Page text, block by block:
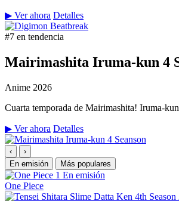
▶ Ver ahora Detalles
#7 en tendencia
Mairimashita Iruma-kun 4
Anime 2026
Cuarta temporada de Mairimashita! Iruma-
▶ Ver ahora Detalles
‹
›
En emisión
Más populares
1 En emisión
One Piece